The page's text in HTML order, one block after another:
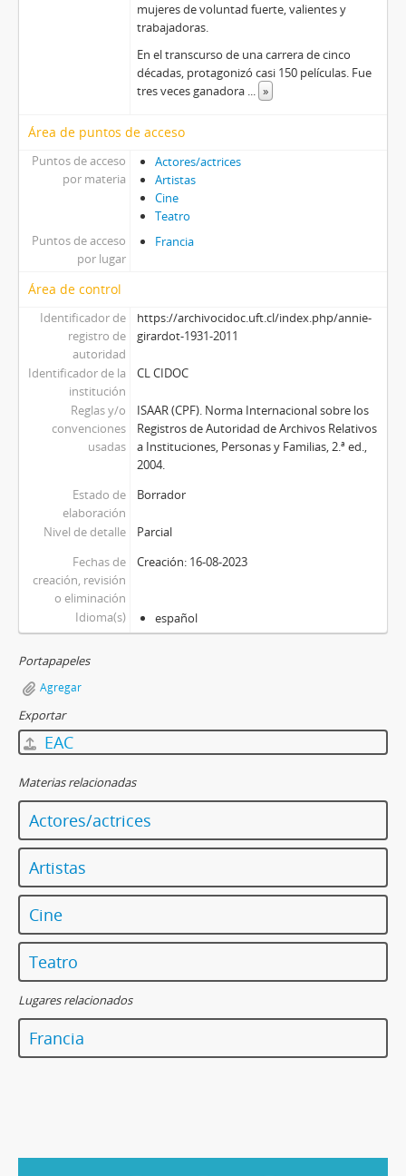
mujeres de voluntad fuerte, valientes y
trabajadoras.
En el transcurso de una carrera de cinco
décadas, protagonizó casi 150 películas. Fue
tres veces ganadora ... »
Área de puntos de acceso
Puntos de acceso
por materia
Actores/actrices
Artistas
Cine
Teatro
Puntos de acceso
por lugar
Francia
Área de control
Identificador de
registro de
autoridad
https://archivocidoc.uft.cl/index.php/annie-
girardot-1931-2011
Identificador de la
institución
CL CIDOC
Reglas y/o
convenciones
usadas
ISAAR (CPF). Norma Internacional sobre los
Registros de Autoridad de Archivos Relativos
a Instituciones, Personas y Familias, 2.ª ed.,
2004.
Estado de
elaboración
Borrador
Nivel de detalle
Parcial
Fechas de
creación, revisión
o eliminación
Creación: 16-08-2023
Idioma(s) español
Portapapeles
Agregar
Exportar
EAC
Materias relacionadas
Actores/actrices
Artistas
Cine
Teatro
Lugares relacionados
Francia